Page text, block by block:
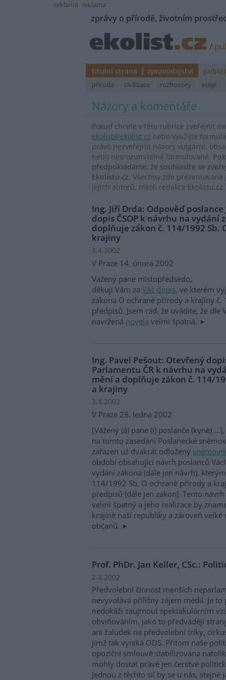
reklama reklama
zprávy o přírodě, životním
/
titulní strana zpravodajství
příroda civilizace rozhovory eseje
Názory a komentáře
Pokud chcete v této rubrice zveřejnit
ekolist@ekolist.cz nebo využijte
právo nezveřejnit názory vulgární,
nebo nesrozumitelně formulované.
předpokládáme, že souhlasíte se
Ekolistu.cz. Všechny zde
jejich autorů, nikoli redakce Ekolistu.cz.
Ing. Jiří Drda: Odpověď
dopis ČSOP k návrhu na vydání
doplňuje zákon č. 114/1992 Sb.
krajiny
3.4.2002
V Praze 14. února 2002
Vážený pane místopředsedo,
děkuji Vám za Váš dopis, ve kterém
zákona O ochraně přírody a krajiny
předpisů. Jsem rád, že uvádíte, že dle
navržená novela velmi špatná.
Ing. Pavel Pešout: Otevřený
Parlamentu ČR k návrhu na
mění a doplňuje zákon č. 114/
a krajiny
3.4.2002
V Praze 28. ledna 2002
[Vážený (á) pane (í) poslanče (kyně) ...],
na tomto zasedání Poslanecké
zařazen už dvakrát odložený
období obsahující návrh poslanců
vydání zákona (dále jen návrh),
114/1992 Sb. O ochraně přírody a
předpisů (dále jen zákon). Tento
velmi špatný a jeho realizace by
krajině naší republiky a zároveň velké
občanů.
Prof. PhDr. Jan Keller, CSc.:
2.4.2002
Předvolební činnost menších
nevyvolává přílišný zájem médií. Je
nedokáží zaujmout spektakulárním
obviňováním, jako to předvádějí
ani žaludek na předvolební triky,
jímž tak vyniká ODS. Přitom naše
opoziční smlouvě stabilizována
mohly dostat právě jen čerstvé
Jednou z těchto sil by se u nás,